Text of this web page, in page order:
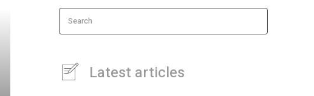
Search
Latest articles